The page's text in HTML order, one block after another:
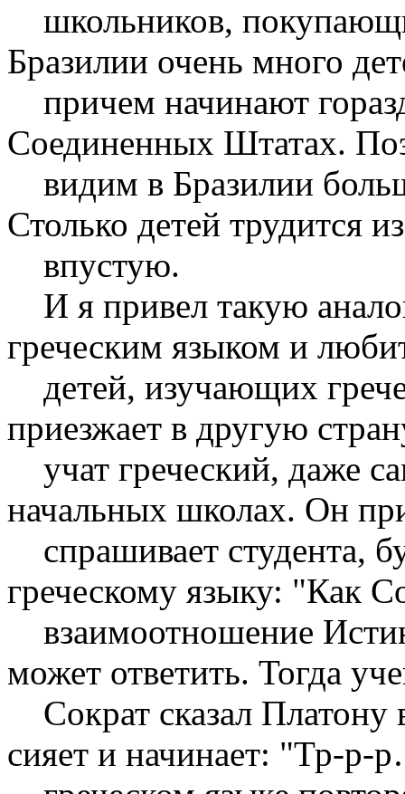
школьников,
Бразилии очень много
причем начинают
Соединенных Штатах.
видим в Бразилии
Столько детей трудится
впустую.
И я привел такую
греческим языком и
детей, изучающих
приезжает в другую
учат греческий, даже
начальных школах. Он
спрашивает студента,
греческому языку: "Как
взаимоотношение
может ответить. Тогда
Сократ сказал Платону
сияет и начинает: "Тр-р-